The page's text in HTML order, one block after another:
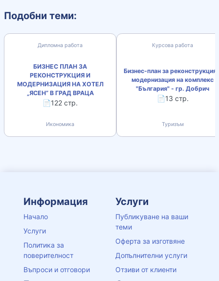
Подобни теми:
Дипломна работа
БИЗНЕС ПЛАН ЗА
РЕКОНСТРУКЦИЯ И
МОДЕРНИЗАЦИЯ НА ХОТЕЛ
„ЯСЕН” В ГРАД ВРАЦА
📄122 стр.
Икономика
Курсова работа
Бизнес-план за реконструкция
модернизация на комплекс
"България" - гр. Добрич
📄13 стр.
Туризъм
Информация
Начало
Услуги
Политика за
поверителност
Въпроси и отговори
Услуги
Публикуване на ваши
теми
Оферта за изготвяне
Допълнителни услуги
Отзиви от клиенти